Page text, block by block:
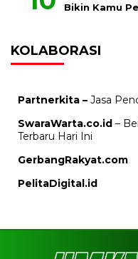
Bikin Kamu
KOLABORASI
Partnerkita – Jasa
SwaraWarta.co.id –
Terbaru Hari Ini
GerbangRakyat.com
PelitaDigital.id